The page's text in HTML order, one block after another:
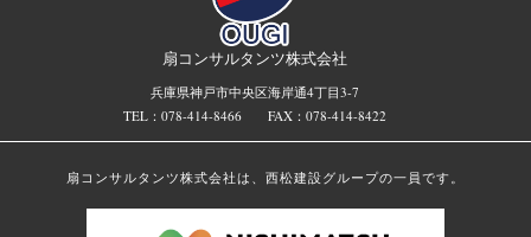
扇コンサルタンツ株式会社
兵庫県神戸市中央区海岸通4丁目3-7
TEL：078-414-8466 FAX：078-414-8422
扇コンサルタンツ株式会社は、西松建設グループの一員です。